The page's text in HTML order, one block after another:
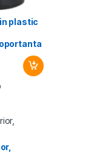
plastic